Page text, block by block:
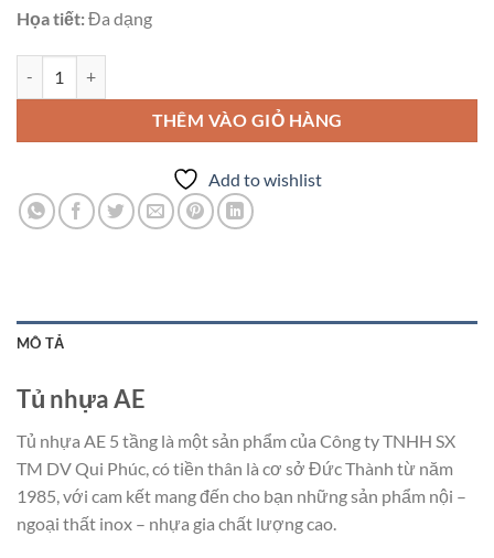
Họa tiết:Đa dạng
THÊM VÀO GIỎ HÀNG
Add to wishlist
MÔ TẢ
Tủ nhựa AE
Tủ nhựa AE 5 tầng là một sản phẩm của Công ty TNHH SX
TM DV Qui Phúc, có tiền thân là cơ sở Đức Thành từ năm
1985, với cam kết mang đến cho bạn những sản phẩm nội –
ngoại thất inox – nhựa gia chất lượng cao.